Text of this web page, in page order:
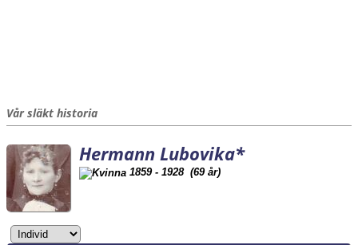
Vår släkt historia
Hermann Lubovika*
1859 - 1928 (69 år)